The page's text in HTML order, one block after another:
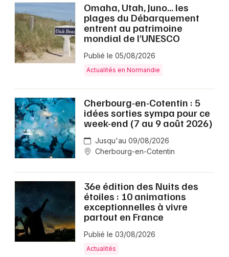
Omaha, Utah, Juno… les
plages du Débarquement
entrent au patrimoine
mondial de l’UNESCO
Publié le 05/08/2026
Actualités en Normandie
Cherbourg-en-Cotentin : 5
idées sorties sympa pour ce
week-end (7 au 9 août 2026)
Jusqu'au 09/08/2026
Cherbourg-en-Cotentin
36e édition des Nuits des
étoiles : 10 animations
exceptionnelles à vivre
partout en France
Publié le 03/08/2026
Actualités